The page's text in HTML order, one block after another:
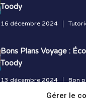
Gérer le
Toody
16 décembre 2024
Bons Plans Voyage :
Toody
13 décembre 2024 Bon